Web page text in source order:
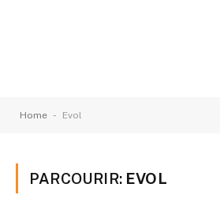
Home - Evol
PARCOURIR: EVOL